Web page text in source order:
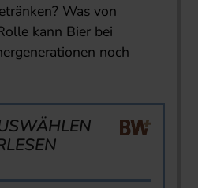
Was von
kann Bier bei
noch